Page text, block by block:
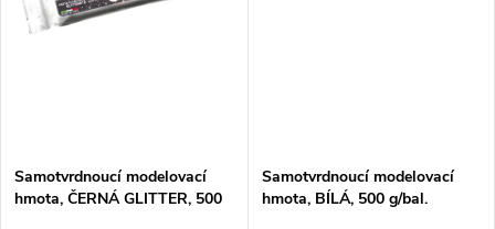
Samotvrdnoucí modelovací
hmota, ČERNÁ GLITTER, 500
Samotvrdnoucí modelovací
hmota, BÍLÁ, 500 g/bal.